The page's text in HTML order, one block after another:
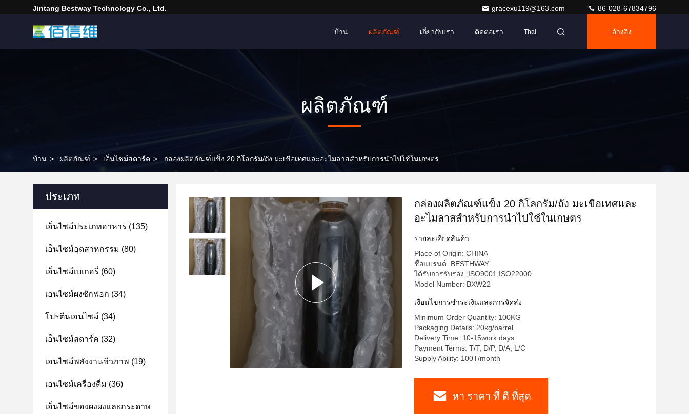
Jintang Bestway Technology Co., Ltd. gracexu119@163.com 86-028-67834796
บ้าน ผลิตภัณฑ์ เกี่ยวกับเรา ติดต่อเรา Thai อ้างอิง
ผลิตภัณฑ์
บ้าน > ผลิตภัณฑ์ > เอ็นไซม์สตาร์ค > กล่องผลิตภัณฑ์แข็ง 20 กิโลกรัม/ถัง มะเขือเทศและอะไมลาสสําหรับการนําไปใช้ในเกษตร
ประเภท
เอ็นไซม์ประเภทอาหาร (135)
เอ็นไซม์อุตสาหกรรม (80)
เอ็นไซม์เบเกอรี่ (60)
เอนไซม์ผงซักฟอก (34)
โปรตีนเอนไซม์ (34)
เอ็นไซม์สตาร์ค (32)
เอนไซม์พลังงานชีวภาพ (19)
เอนไซม์เครื่องดื่ม (36)
เอ็นไซม์ของผงผงและกระดาษ
กล่องผลิตภัณฑ์แข็ง 20 กิโลกรัม/ถัง มะเขือเทศและ
อะไมลาสสําหรับการนําไปใช้ในเกษตร
รายละเอียดสินค้า
Place of Origin: CHINA
ชื่อแบรนด์: BESTHWAY
ได้รับการรับรอง: ISO9001,ISO22000
Model Number: BXW22
เงื่อนไขการชําระเงินและการจัดส่ง
Minimum Order Quantity: 100KG
Packaging Details: 20kg/barrel
Delivery Time: 10-15work days
Payment Terms: T/T, D/P, D/A, L/C
Supply Ability: 100T/month
หา ราคา ที่ ดี ที่สุด